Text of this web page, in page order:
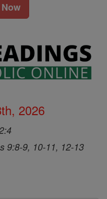
2026
9:8-9, 10-11, 12-13